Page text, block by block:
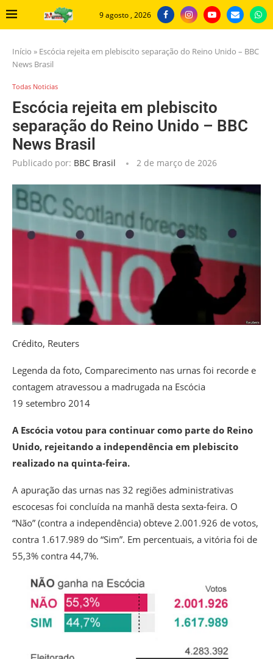
9 agosto , 2026
Início » Escócia rejeita em plebiscito separação do Reino Unido – BBC
News Brasil
Todas Noticias
Escócia rejeita em plebiscito
separação do Reino Unido – BBC
News Brasil
Publicado por: BBC Brasil 2 de março de 2026
Crédito, Reuters
Legenda da foto, Comparecimento nas urnas foi recorde e
contagem atravessou a madrugada na Escócia
19 setembro 2014
A Escócia votou para continuar como parte do Reino
Unido, rejeitando a independência em plebiscito
realizado na quinta-feira.
A apuração das urnas nas 32 regiões administrativas
escocesas foi concluída na manhã desta sexta-feira. O
“Não” (contra a independência) obteve 2.001.926 de votos,
contra 1.617.989 do “Sim”. Em percentuais, a vitória foi de
55,3% contra 44,7%.